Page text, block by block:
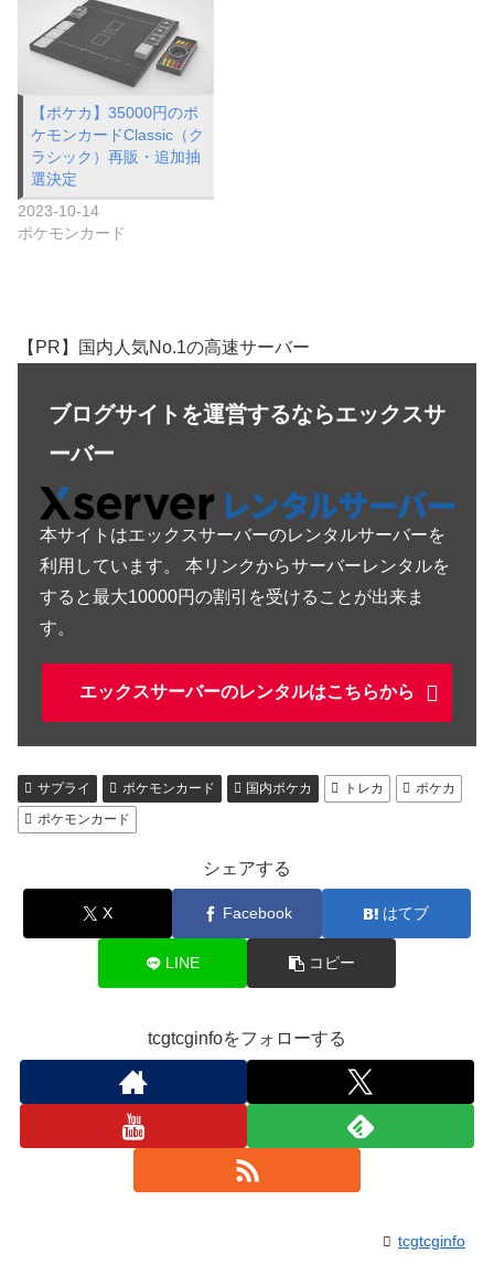
【ポケカ】35000円のポ
ケモンカードClassic（ク
ラシック）再販・追加抽
選決定
2023-10-14
ポケモンカード
【PR】国内人気No.1の高速サーバー
ブログサイトを運営するならエックスサ
ーバー
本サイトはエックスサーバーのレンタルサーバーを
利用しています。 本リンクからサーバーレンタルを
すると最大10000円の割引を受けることが出来ま
す。
エックスサーバーのレンタルはこちらから
サプライ ポケモンカード 国内ポケカ トレカ
ポケカ
ポケモンカード
シェアする
X Facebook はてブ
LINE コピー
tcgtcginfoをフォローする
tcgtcginfo